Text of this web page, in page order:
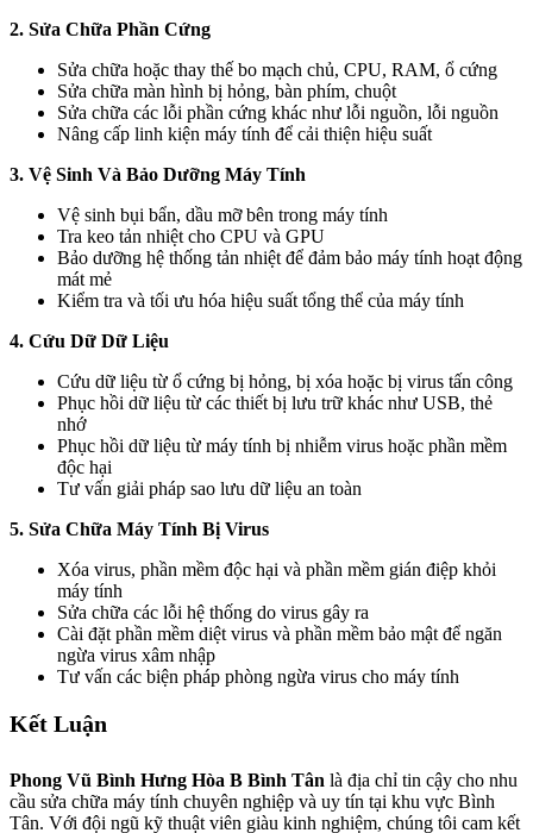
2. Sửa Chữa Phần Cứng
Sửa chữa hoặc thay thế bo mạch chủ, CPU, RAM, ổ cứng
Sửa chữa màn hình bị hỏng, bàn phím, chuột
Sửa chữa các lỗi phần cứng khác như lỗi nguồn, lỗi nguồn
Nâng cấp linh kiện máy tính để cải thiện hiệu suất
3. Vệ Sinh Và Bảo Dưỡng Máy Tính
Vệ sinh bụi bẩn, dầu mỡ bên trong máy tính
Tra keo tản nhiệt cho CPU và GPU
Bảo dưỡng hệ thống tản nhiệt để đảm bảo máy tính hoạt động
mát mẻ
Kiểm tra và tối ưu hóa hiệu suất tổng thể của máy tính
4. Cứu Dữ Dữ Liệu
Cứu dữ liệu từ ổ cứng bị hỏng, bị xóa hoặc bị virus tấn công
Phục hồi dữ liệu từ các thiết bị lưu trữ khác như USB, thẻ
nhớ
Phục hồi dữ liệu từ máy tính bị nhiễm virus hoặc phần mềm
độc hại
Tư vấn giải pháp sao lưu dữ liệu an toàn
5. Sửa Chữa Máy Tính Bị Virus
Xóa virus, phần mềm độc hại và phần mềm gián điệp khỏi
máy tính
Sửa chữa các lỗi hệ thống do virus gây ra
Cài đặt phần mềm diệt virus và phần mềm bảo mật để ngăn
ngừa virus xâm nhập
Tư vấn các biện pháp phòng ngừa virus cho máy tính
Kết Luận
Phong Vũ Bình Hưng Hòa B Bình Tân là địa chỉ tin cậy cho nhu
cầu sửa chữa máy tính chuyên nghiệp và uy tín tại khu vực Bình
Tân. Với đội ngũ kỹ thuật viên giàu kinh nghiệm, chúng tôi cam kết